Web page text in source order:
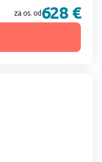
za os. od 628 €